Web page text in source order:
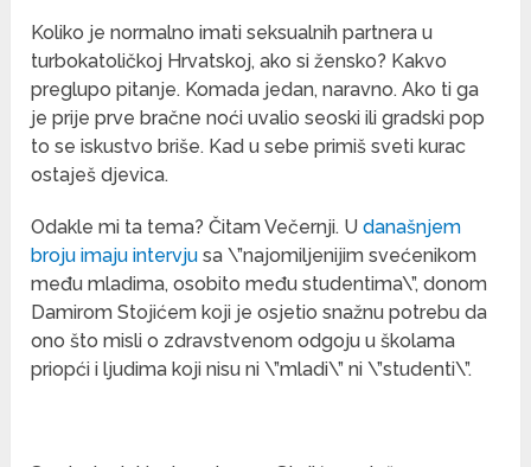
Koliko je normalno imati seksualnih partnera u
turbokatoličkoj Hrvatskoj, ako si žensko? Kakvo
preglupo pitanje. Komada jedan, naravno. Ako ti ga
je prije prve bračne noći uvalio seoski ili gradski pop
to se iskustvo briše. Kad u sebe primiš sveti kurac
ostaješ djevica.
Odakle mi ta tema? Čitam Večernji. Udanašnjem
broju imaju intervju sa \”najomiljenijim svećenikom
među mladima, osobito među studentima\”, donom
Damirom Stojićem koji je osjetio snažnu potrebu da
ono što misli o zdravstvenom odgoju u školama
priopći i ljudima koji nisu ni \”mladi\” ni \”studenti\”.